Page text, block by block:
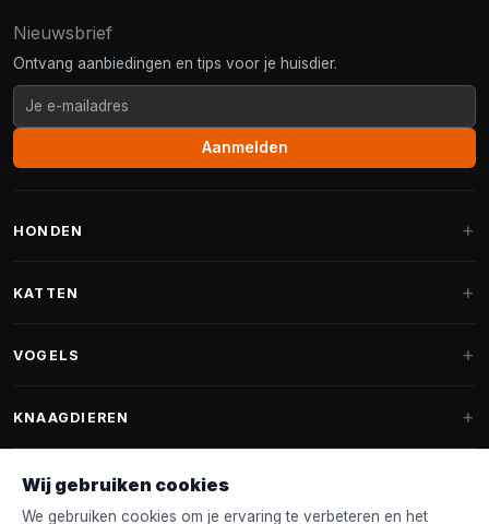
Nieuwsbrief
Ontvang aanbiedingen en tips voor je huisdier.
Aanmelden
HONDEN
Fantail hondenmanden
Hondenspeelgoed
KATTEN
Krabpalen voor Maine Coon
VOGELS
Vogelvoer binnenvogels
Voederhuisjes
KNAAGDIEREN
Knaagdierenvoer
Wij gebruiken cookies
We gebruiken cookies om je ervaring te verbeteren en het